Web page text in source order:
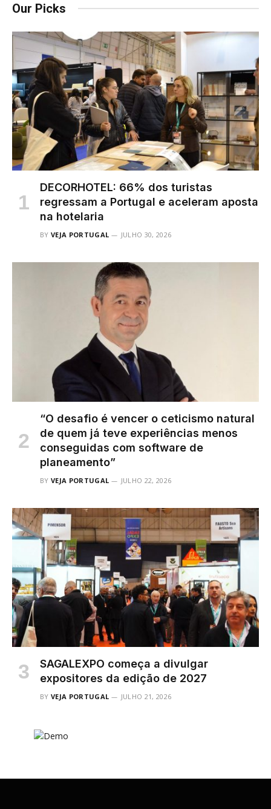
Our Picks
DECORHOTEL: 66% dos turistas
regressam a Portugal e aceleram aposta
na hotelaria
BY VEJA PORTUGAL JULHO 30, 2026
“O desafio é vencer o ceticismo natural
de quem já teve experiências menos
conseguidas com software de
planeamento”
BY VEJA PORTUGAL JULHO 22, 2026
SAGALEXPO começa a divulgar
expositores da edição de 2027
BY VEJA PORTUGAL JULHO 21, 2026